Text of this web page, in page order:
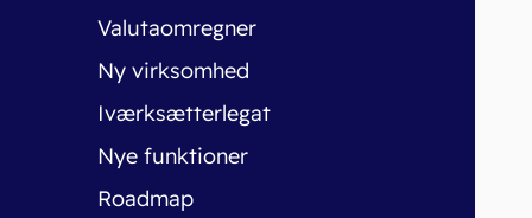
Valutaomregner
Ny virksomhed
Iværksætterlegat
Nye funktioner
Roadmap